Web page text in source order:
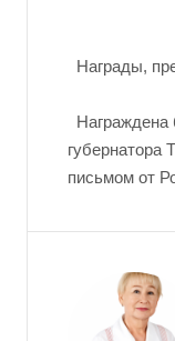
Награды,
Награждена
губернатора
письмом от